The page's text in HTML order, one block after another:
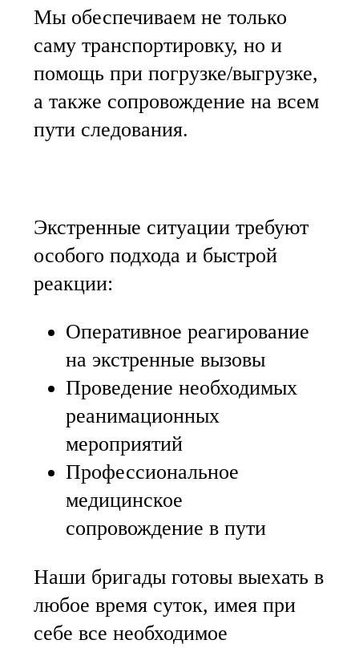
Мы обеспечиваем не только
саму транспортировку, но и
помощь при погрузке/выгрузке,
а также сопровождение на всем
пути следования.
Экстренные ситуации требуют
особого подхода и быстрой
реакции:
Оперативное реагирование
на экстренные вызовы
Проведение необходимых
реанимационных
мероприятий
Профессиональное
медицинское
сопровождение в пути
Наши бригады готовы выехать в
любое время суток, имея при
себе все необходимое